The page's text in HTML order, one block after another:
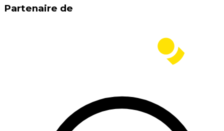
Partenaire de